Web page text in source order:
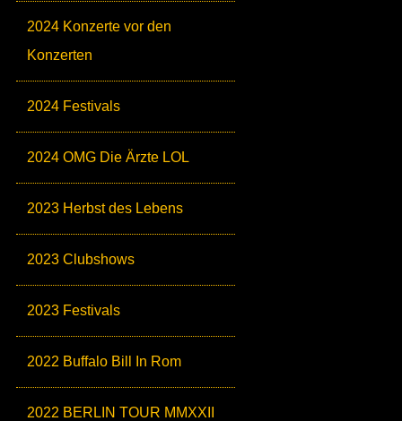
2024 Konzerte vor den
Konzerten
2024 Festivals
2024 OMG Die Ärzte LOL
2023 Herbst des Lebens
2023 Clubshows
2023 Festivals
2022 Buffalo Bill In Rom
2022 BERLIN TOUR MMXXII